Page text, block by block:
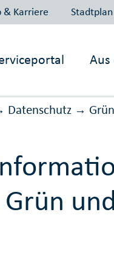
& Karriere Stadtplan
Aus
Daten­schutz →